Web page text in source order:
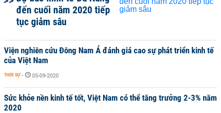
đến cuối năm 2020 tiếp
tục giảm sâu
Viện nghiên cứu Đông Nam Á đánh giá cao sự phát triển kinh tế
của Việt Nam
THỜI SỰ - 05-09-2020
Sức khỏe nền kinh tế tốt, Việt Nam có thể tăng trưởng 2-3% năm
2020